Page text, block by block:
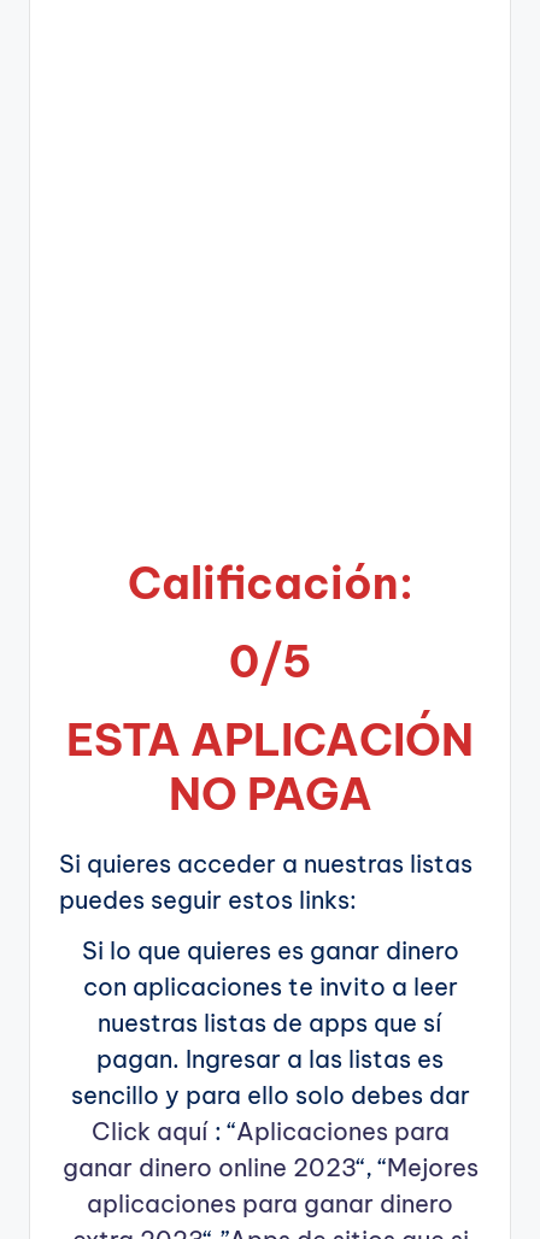
Calificación:
0/5
ESTA APLICACIÓN
NO PAGA
Si quieres acceder a nuestras listas
puedes seguir estos links:
Si lo que quieres es ganar dinero
con aplicaciones te invito a leer
nuestras listas de apps que sí
pagan. Ingresar a las listas es
sencillo y para ello solo debes dar
Click aquí: “Aplicaciones para
ganar dinero online 2023“, “Mejores
aplicaciones para ganar dinero